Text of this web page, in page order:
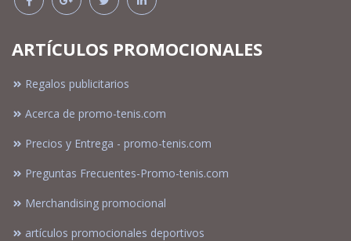
ARTÍCULOS PROMOCIONALES
Regalos publicitarios
Acerca de promo-tenis.com
Precios y Entrega - promo-tenis.com
Preguntas Frecuentes-Promo-tenis.com
Merchandising promocional
artículos promocionales deportivos